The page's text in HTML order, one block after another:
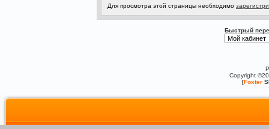
Для просмотра этой страницы необходимо
Быстрый
Copyright
[Foxter